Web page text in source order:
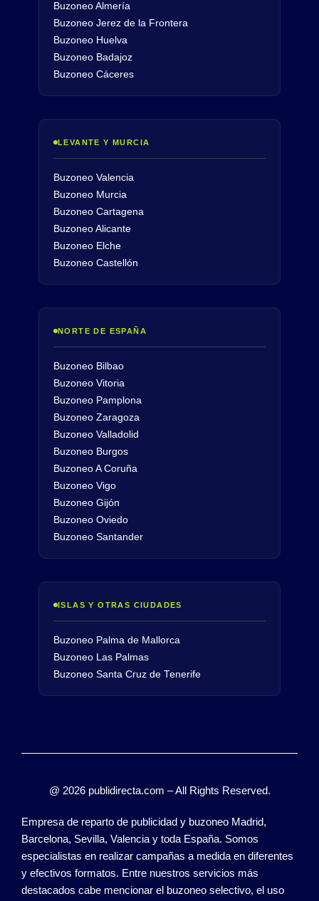
Buzoneo Almería
Buzoneo Jerez de la Frontera
Buzoneo Huelva
Buzoneo Badajoz
Buzoneo Cáceres
LEVANTE Y MURCIA
Buzoneo Valencia
Buzoneo Murcia
Buzoneo Cartagena
Buzoneo Alicante
Buzoneo Elche
Buzoneo Castellón
NORTE DE ESPAÑA
Buzoneo Bilbao
Buzoneo Vitoria
Buzoneo Pamplona
Buzoneo Zaragoza
Buzoneo Valladolid
Buzoneo Burgos
Buzoneo A Coruña
Buzoneo Vigo
Buzoneo Gijón
Buzoneo Oviedo
Buzoneo Santander
ISLAS Y OTRAS CIUDADES
Buzoneo Palma de Mallorca
Buzoneo Las Palmas
Buzoneo Santa Cruz de Tenerife
@ 2026 publidirecta.com – All Rights Reserved.
Empresa de reparto de publicidad y buzoneo Madrid,
Barcelona, Sevilla, Valencia y toda España. Somos
especialistas en realizar campañas a medida en diferentes
y efectivos formatos. Entre nuestros servicios más
destacados cabe mencionar el buzoneo selectivo, el uso